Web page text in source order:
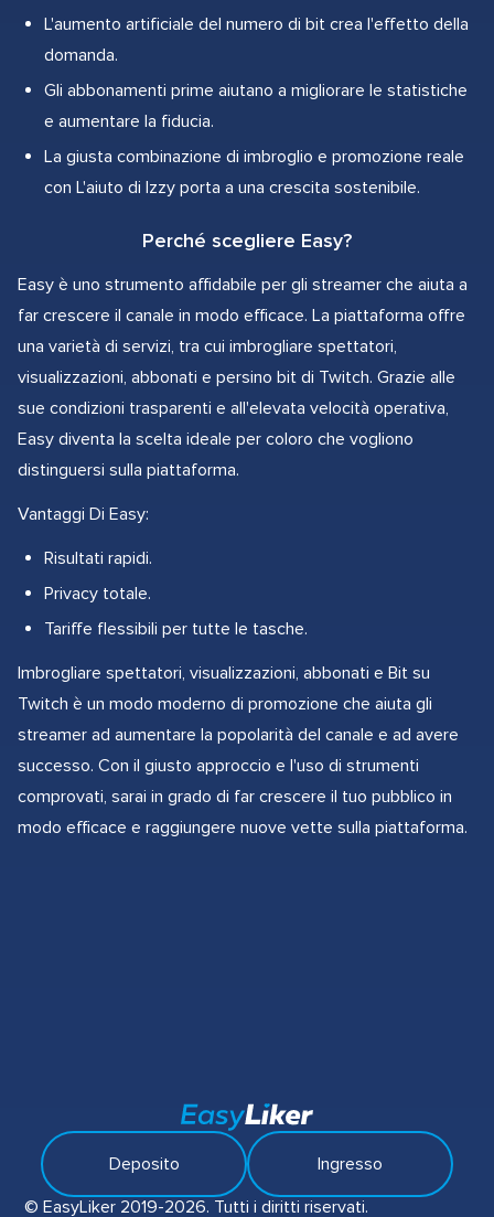
L'aumento artificiale del numero di bit crea l'effetto della
domanda.
Gli abbonamenti prime aiutano a migliorare le statistiche
e aumentare la fiducia.
La giusta combinazione di imbroglio e promozione reale
con L'aiuto di Izzy porta a una crescita sostenibile.
Perché scegliere Easy?
Easy è uno strumento affidabile per gli streamer che aiuta a
far crescere il canale in modo efficace. La piattaforma offre
una varietà di servizi, tra cui imbrogliare spettatori,
visualizzazioni, abbonati e persino bit di Twitch. Grazie alle
sue condizioni trasparenti e all'elevata velocità operativa,
Easy diventa la scelta ideale per coloro che vogliono
distinguersi sulla piattaforma.
Vantaggi Di Easy:
Risultati rapidi.
Privacy totale.
Tariffe flessibili per tutte le tasche.
Imbrogliare spettatori, visualizzazioni, abbonati e Bit su
Twitch è un modo moderno di promozione che aiuta gli
streamer ad aumentare la popolarità del canale e ad avere
successo. Con il giusto approccio e l'uso di strumenti
comprovati, sarai in grado di far crescere il tuo pubblico in
modo efficace e raggiungere nuove vette sulla piattaforma.
Deposito
Ingresso
© EasyLiker 2019-2026. Tutti i diritti riservati.